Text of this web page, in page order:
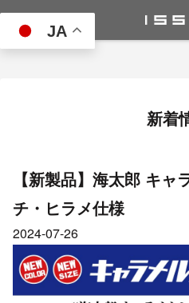
JA
新着
【新製品】海太郎 キ
チ・ヒラメ仕様
2024-07-26